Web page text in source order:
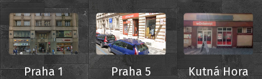
Praha 1 Praha 5 Kutná Hora